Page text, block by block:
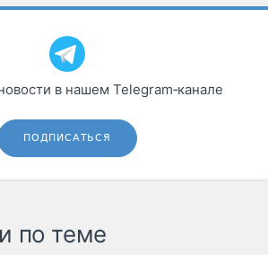
в нашем Telegram‑канале
ПОДПИСАТЬСЯ
по теме